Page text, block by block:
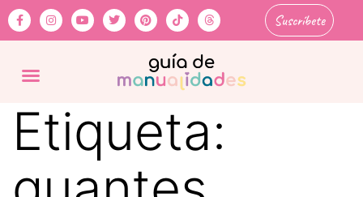
Suscríbete
Etiqueta: